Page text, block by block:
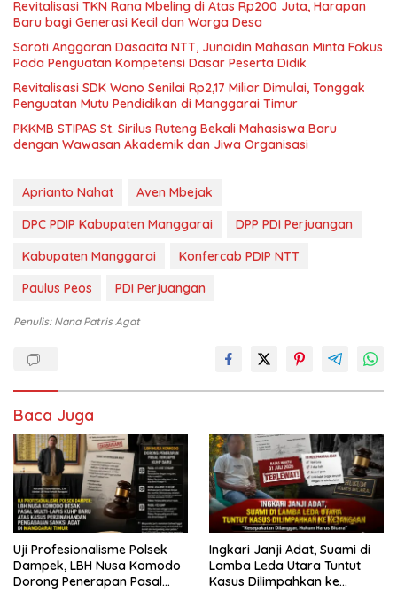
Revitalisasi TKN Rana Mbeling di Atas Rp200 Juta, Harapan
Baru bagi Generasi Kecil dan Warga Desa
Soroti Anggaran Dasacita NTT, Junaidin Mahasan Minta Fokus
Pada Penguatan Kompetensi Dasar Peserta Didik
Revitalisasi SDK Wano Senilai Rp2,17 Miliar Dimulai, Tonggak
Penguatan Mutu Pendidikan di Manggarai Timur
PKKMB STIPAS St. Sirilus Ruteng Bekali Mahasiswa Baru
dengan Wawasan Akademik dan Jiwa Organisasi
Aprianto Nahat
Aven Mbejak
DPC PDIP Kabupaten Manggarai
DPP PDI Perjuangan
Kabupaten Manggarai
Konfercab PDIP NTT
Paulus Peos
PDI Perjuangan
Penulis: Nana Patris Agat
Baca Juga
Uji Profesionalisme Polsek
Dampek, LBH Nusa Komodo
Dorong Penerapan Pasal
Ingkari Janji Adat, Suami di
Lamba Leda Utara Tuntut
Kasus Dilimpahkan ke